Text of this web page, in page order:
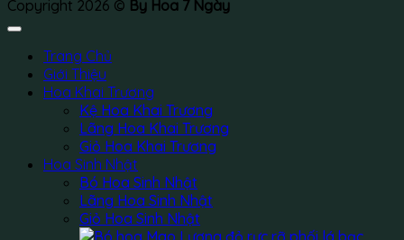
Copyright 2026 © By Hoa 7 Ngày
Trang Chủ
Giới Thiệu
Hoa Khai Trương
Kệ Hoa Khai Trương
Lãng Hoa Khai Trương
Giỏ Hoa Khai Trương
Hoa Sinh Nhật
Bó Hoa Sinh Nhật
Lãng Hoa Sinh Nhật
Giỏ Hoa Sinh Nhật